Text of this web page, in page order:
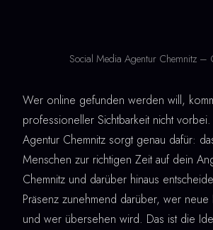
Social Media Agentur Chemnitz –
Wer online gefunden werden will,
professioneller Sichtbarkeit nicht
Agentur Chemnitz sorgt genau dafür:
Menschen zur richtigen Zeit auf dein
Chemnitz und darüber hinaus
Präsenz zunehmend darüber, wer
und wer übersehen wird. Das ist die